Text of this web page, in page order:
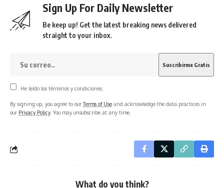
Sign Up For Daily Newsletter
Be keep up! Get the latest breaking news delivered
straight to your inbox.
He leído los términos y condiciones.
By signing up, you agree to ourTerms of Use and acknowledge the data practices in
our Privacy Policy. You may unsubscribe at any time.
What do you think?